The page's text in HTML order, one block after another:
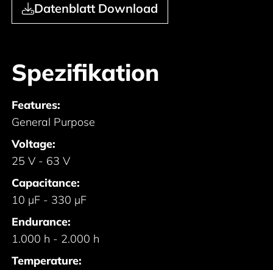
Datenblatt Download
Spezifikation
Features:
General Purpose
Voltage:
25 V - 63 V
Capacitance:
10 µF - 330 µF
Endurance:
1.000 h - 2.000 h
Temperature: